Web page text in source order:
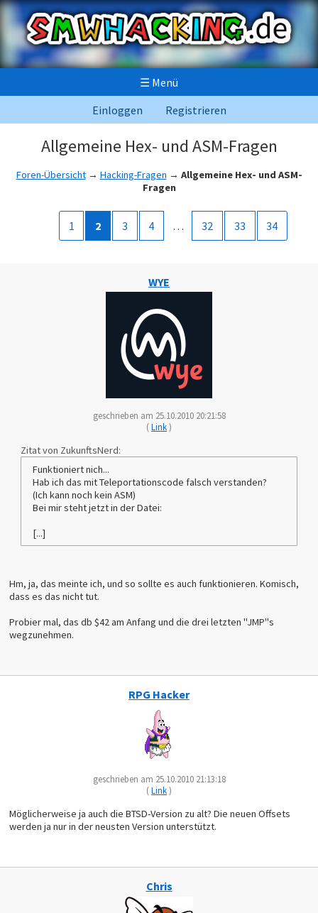
☰ Menü
Einloggen
Registrieren
Allgemeine Hex- und ASM-Fragen
Foren-Übersicht→ Hacking-Fragen → Allgemeine Hex- und ASM-
Fragen
1 2 3 4 … 32 33 34
WYE
geschrieben am 25.10.2010 20:21:58
(Link)
Zitat von ZukunftsNerd:
Funktioniert nich...
Hab ich das mit Teleportationscode falsch verstanden?
(Ich kann noch kein ASM)
Bei mir steht jetzt in der Datei:
[...]
Hm, ja, das meinte ich, und so sollte es auch funktionieren. Komisch,
dass es das nicht tut.
Probier mal, das db $42 am Anfang und die drei letzten "JMP"s
wegzunehmen.
RPG Hacker
geschrieben am 25.10.2010 21:13:18
(Link)
Möglicherweise ja auch die BTSD-Version zu alt? Die neuen Offsets
werden ja nur in der neusten Version unterstützt.
Chris